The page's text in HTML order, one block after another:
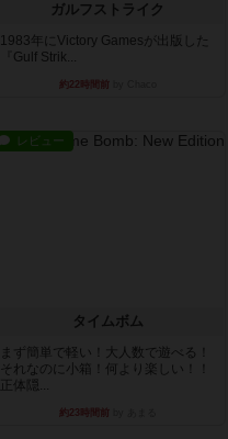
ガルフストライク
1983年にVictory Gamesが出版した
『Gulf Strik...
約22時間前
レビュー
タイムボム
まず簡単で軽い！大人数で遊べる！
それなのに小箱！何より楽しい！！
正体隠...
約23時間前